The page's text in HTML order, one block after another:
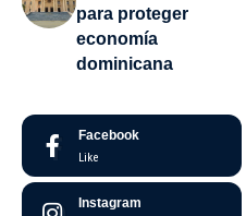
para proteger
economía
dominicana
Facebook
Like
Instagram